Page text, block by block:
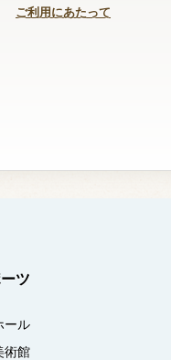
ご利用にあたって
ツ
ール
術館